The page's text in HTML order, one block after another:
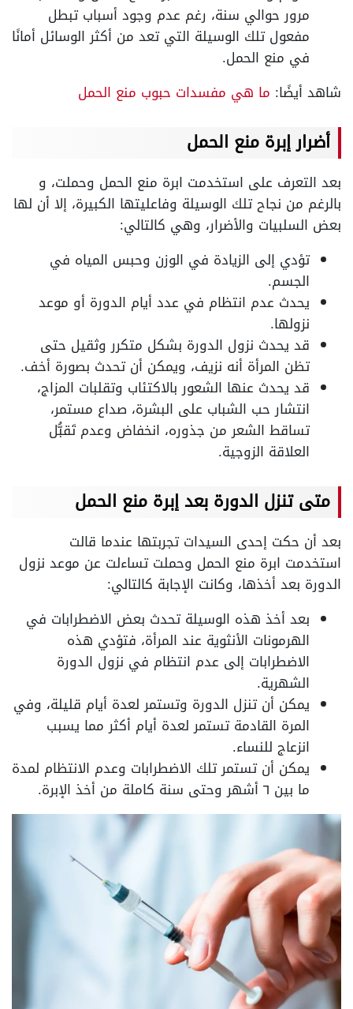
مرور حوالي سنة، رغم عدم وجود أسباب تبطل
مفعول تلك الوسيلة التي تعد من أكثر الوسائل أمانًا
في منع الحمل.
شاهد أيضًا: ما هي مفسدات حبوب منع الحمل
أضرار إبرة منع الحمل
بعد التعرف على استخدمت ابرة منع الحمل وحملت، و
بالرغم من نجاح تلك الوسيلة وفاعليتها الكبيرة، إلا أن لها
بعض السلبيات والأضرار، وهي كالتالي:
تؤدي إلى الزيادة في الوزن وحبس المياه في
الجسم.
يحدث عدم انتظام في عدد أيام الدورة أو موعد
نزولها.
قد يحدث نزول الدورة بشكل متكرر وثقيل حتى
تظن المرأة أنه نزيف، ويمكن أن تحدث بصورة أخف.
قد يحدث عنها الشعور بالاكتئاب وتقلبات المزاج،
انتشار حب الشباب على البشرة، صداع مستمر،
تساقط الشعر من جذوره، انخفاض وعدم تَقبُّل
العلاقة الزوجية.
متى تنزل الدورة بعد إبرة منع الحمل
بعد أن حكت إحدى السيدات تجربتها عندما قالت
استخدمت ابرة منع الحمل وحملت تساءلت عن موعد نزول
الدورة بعد أخذها، وكانت الإجابة كالتالي:
بعد أخذ هذه الوسيلة تحدث بعض الاضطرابات في
الهرمونات الأنثوية عند المرأة، فتؤدي هذه
الاضطرابات إلى عدم انتظام في نزول الدورة
الشهرية.
يمكن أن تنزل الدورة وتستمر لعدة أيام قليلة، وفي
المرة القادمة تستمر لعدة أيام أكثر مما يسبب
انزعاج للنساء.
يمكن أن تستمر تلك الاضطرابات وعدم الانتظام لمدة
ما بين ٦ أشهر وحتى سنة كاملة من أخذ الإبرة.